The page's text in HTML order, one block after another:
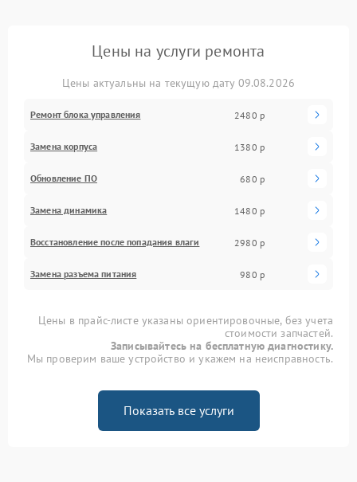
Цены на услуги ремонта
Цены актуальны на текущую дату 09.08.2026
Ремонт блока управления 2480 р
Замена корпуса 1380 р
Обновление ПО 680 р
Замена динамика 1480 р
Восстановление после попадания влаги 2980 р
Замена разъема питания 980 р
Цены в прайс-листе указаны ориентировочные, без учета
стоимости запчастей.
Записывайтесь на бесплатную диагностику.
Мы проверим ваше устройство и укажем на неисправность.
Показать все услуги